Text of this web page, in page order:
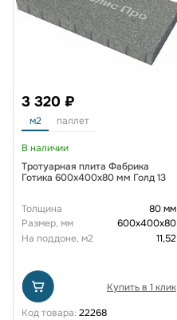
3 320 ₽
м2 паллет
В наличии
Тротуарная плита Фабрика
Готика 600х400х80 мм Голд 13
Толщина
80 мм
Размер, мм
600х400х80
На поддоне, м2
11,52
Купить в 1 клик
Код товара: 22268